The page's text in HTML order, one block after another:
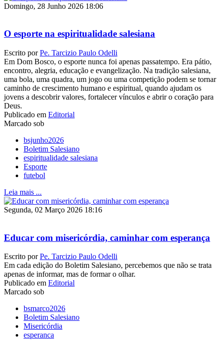
Domingo, 28 Junho 2026 18:06
O esporte na espiritualidade salesiana
Escrito porPe. Tarcizio Paulo Odelli
Em Dom Bosco, o esporte nunca foi apenas passatempo. Era pátio,
encontro, alegria, educação e evangelização. Na tradição salesiana,
uma bola, uma quadra, um jogo ou uma competição podem se tornar
caminho de crescimento humano e espiritual, quando ajudam os
jovens a descobrir valores, fortalecer vínculos e abrir o coração para
Deus.
Publicado em Editorial
Marcado sob
bsjunho2026
Boletim Salesiano
espiritualidade salesiana
Esporte
futebol
Leia mais ...
Segunda, 02 Março 2026 18:16
Educar com misericórdia, caminhar com esperança
Escrito porPe. Tarcizio Paulo Odelli
Em cada edição do Boletim Salesiano, percebemos que não se trata
apenas de informar, mas de formar o olhar.
Publicado em Editorial
Marcado sob
bsmarco2026
Boletim Salesiano
Misericórdia
esperanca